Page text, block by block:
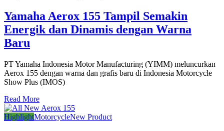
Yamaha Aerox 155 Tampil Semakin
Energik dan Dinamis dengan Warna
Baru
PT Yamaha Indonesia Motor Manufacturing (YIMM) meluncurkan
Aerox 155 dengan warna dan grafis baru di Indonesia Motorcycle
Show Plus (IMOS)
Read More
HighlightMotorcycleNew Product